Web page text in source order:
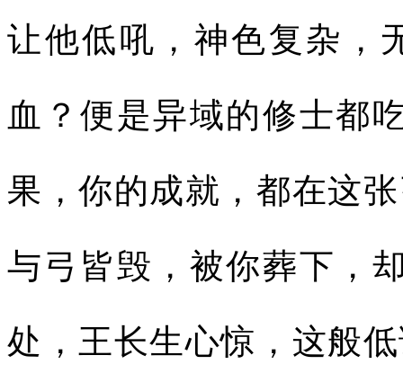
让他低吼，神色复杂，
血？便是异域的修士都
果，你的成就，都在这
与弓皆毁，被你葬下，
处，王长生心惊，这般